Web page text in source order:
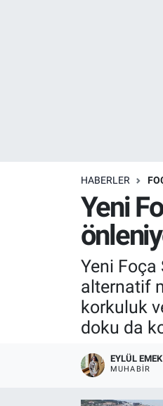
HABERLER
Yeni
Yeni Foça
alternatif
korkuluk
doku da
EYLÜL
MUHABIR